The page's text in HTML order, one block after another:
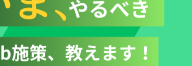
びたい方
かわからない方